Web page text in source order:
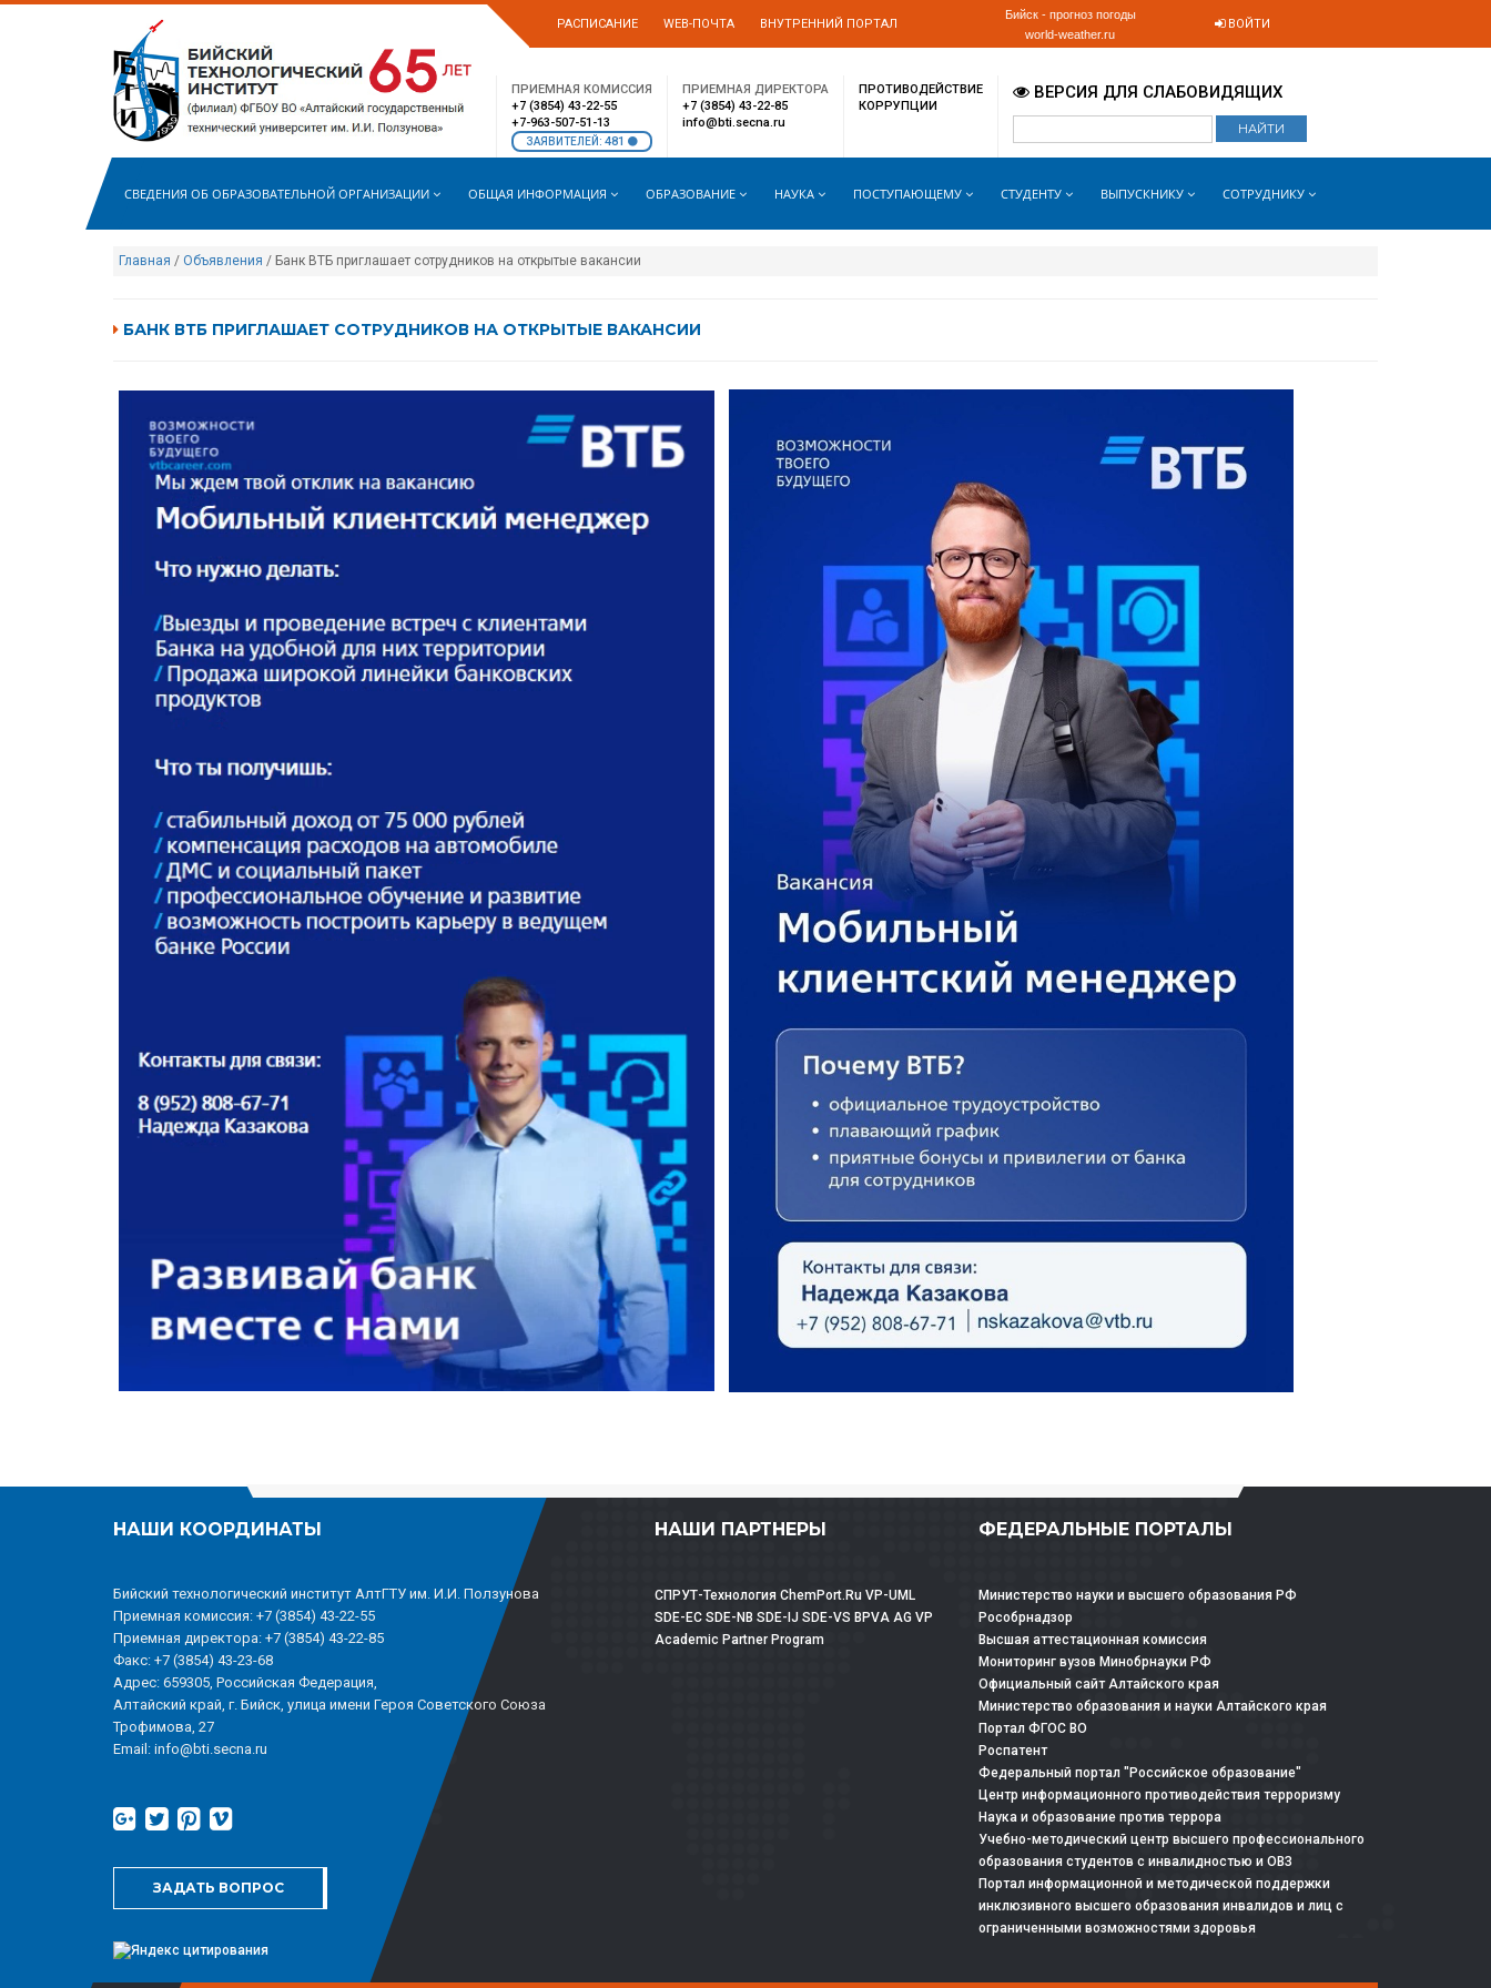
РАСПИСАНИЕ WEB-ПОЧТА ВНУТРЕННИЙ ПОРТАЛ
Бийск - прогноз погоды
world-weather.ru
ВОЙТИ
ПРИЕМНАЯ КОМИССИЯ
+7 (3854) 43-22-55
+7-963-507-51-13
ЗАЯВИТЕЛЕЙ: 481
ПРИЕМНАЯ ДИРЕКТОРА
+7 (3854) 43-22-85
info@bti.secna.ru
ПРОТИВОДЕЙСТВИЕ
КОРРУПЦИИ
ВЕРСИЯ ДЛЯ СЛАБОВИДЯЩИХ
СВЕДЕНИЯ ОБ ОБРАЗОВАТЕЛЬНОЙ ОРГАНИЗАЦИИ ОБЩАЯ ИНФОРМАЦИЯ ОБРАЗОВАНИЕ НАУКА ПОСТУПАЮЩЕМУ СТУДЕНТУ ВЫПУСКНИКУ СОТРУДНИКУ
Главная / Объявления / Банк ВТБ приглашает сотрудников на открытые вакансии
БАНК ВТБ ПРИГЛАШАЕТ СОТРУДНИКОВ НА ОТКРЫТЫЕ ВАКАНСИИ
НАШИ КООРДИНАТЫ
Бийский технологический институт АлтГТУ им. И.И. Ползунова
Приемная комиссия: +7 (3854) 43-22-55
Приемная директора: +7 (3854) 43-22-85
Факс: +7 (3854) 43-23-68
Адрес: 659305, Российская Федерация,
Алтайский край, г. Бийск, улица имени Героя Советского Союза
Трофимова, 27
Email: info@bti.secna.ru
ЗАДАТЬ ВОПРОС
НАШИ ПАРТНЕРЫ
СПРУТ-Технология ChemPort.Ru VP-UML
SDE-EC SDE-NB SDE-IJ SDE-VS BPVA AG VP
Academic Partner Program
ФЕДЕРАЛЬНЫЕ ПОРТАЛЫ
Министерство науки и высшего образования РФ
Рособрнадзор
Высшая аттестационная комиссия
Мониторинг вузов Минобрнауки РФ
Официальный сайт Алтайского края
Министерство образования и науки Алтайского края
Портал ФГОС ВО
Роспатент
Федеральный портал "Российское образование"
Центр информационного противодействия терроризму
Наука и образование против террора
Учебно-методический центр высшего профессионального
образования студентов с инвалидностью и ОВЗ
Портал информационной и методической поддержки
инклюзивного высшего образования инвалидов и лиц с
ограниченными возможностями здоровья